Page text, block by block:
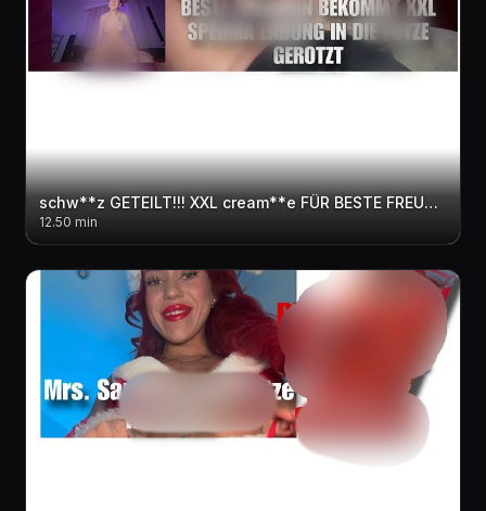
schw**z GETEILT!!! XXL cream**e FÜR BESTE FREUNDIN
12.50 min